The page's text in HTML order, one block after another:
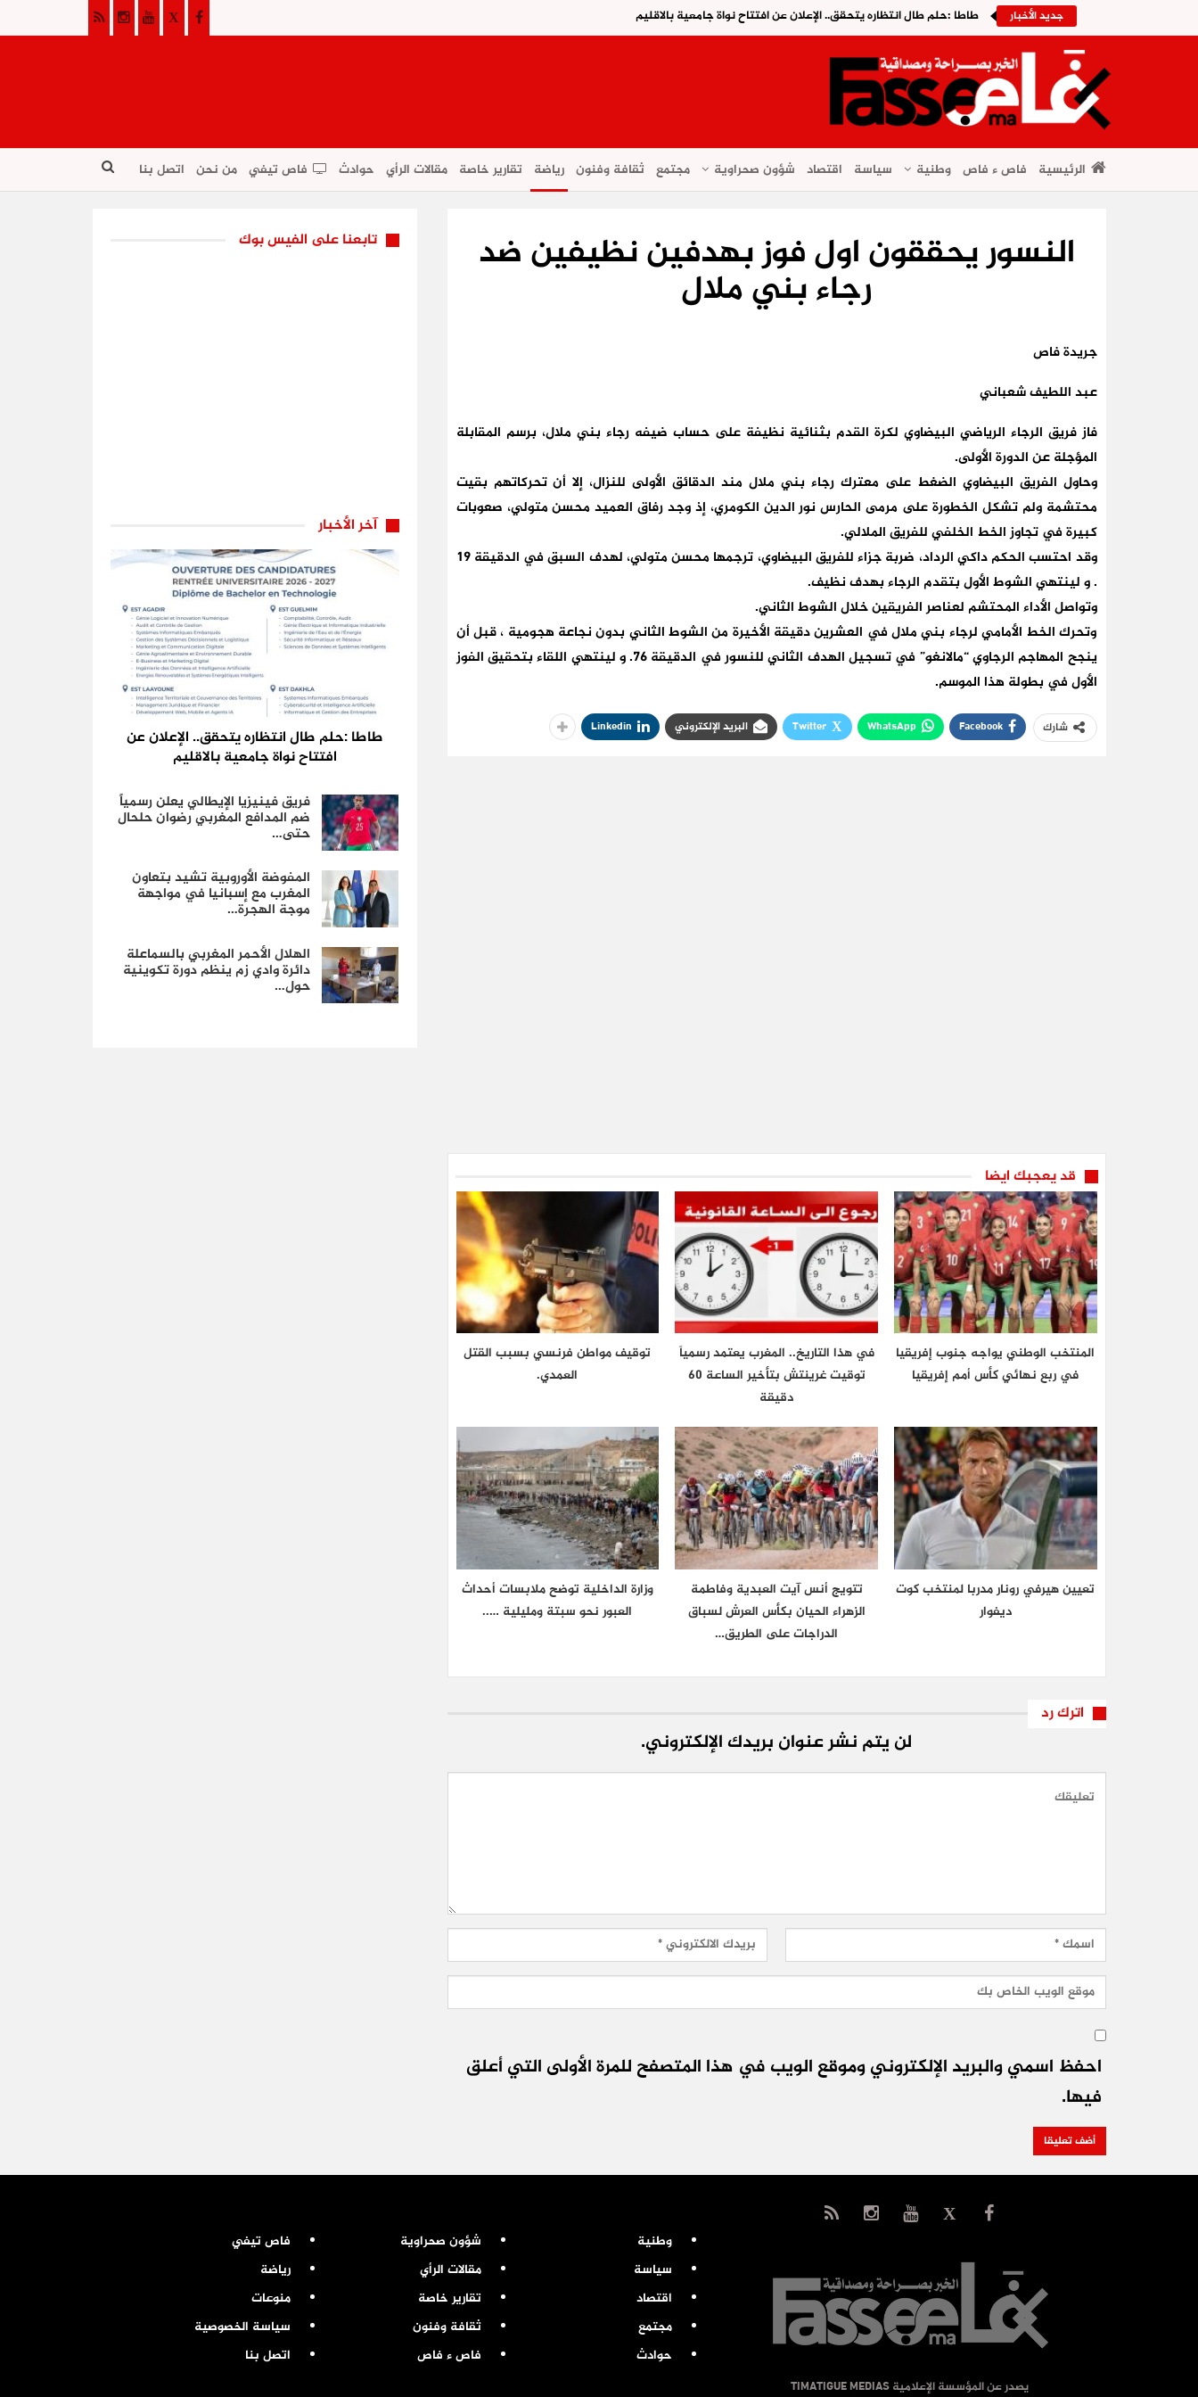
جديد الأخبار طاطا :حلم طال انتظاره يتحقق.. الإعلان عن افتتاح نواة جامعية بالاقليم
الرئيسية فاص ء فاص وطنية سياسة اقتصاد شؤون صحراوية مجتمع ثقافة وفنون رياضة تقارير خاصة مقالات الرأي حوادث فاص تيفي من نحن اتصل بنا
النسور يحققون اول فوز بهدفين نظيفين ضد
رجاء بني ملال
جريدة فاص
عبد اللطيف شعباني
فاز فريق الرجاء الرياضي البيضاوي لكرة القدم بثنائية نظيفة على حساب ضيفه رجاء بني ملال، برسم المقابلة
المؤجلة عن الدورة الأولى.
وحاول الفريق البيضاوي الضغط على معترك رجاء بني ملال مند الدقائق الأولى للنزال، إلا أن تحركاتهم بقيت
محتشمة ولم تشكل الخطورة على مرمى الحارس نور الدين الكومري، إذ وجد رفاق العميد محسن متولي، صعوبات
كبيرة في تجاوز الخط الخلفي للفريق الملالي.
وقد احتسب الحكم داكي الرداد، ضربة جزاء للفريق البيضاوي، ترجمها محسن متولي، لهدف السبق في الدقيقة 19
. و لينتهي الشوط الأول بتقدم الرجاء بهدف نظيف.
وتواصل الأداء المحتشم لعناصر الفريقين خلال الشوط الثاني.
وتحرك الخط الأمامي لرجاء بني ملال في العشرين دقيقة الأخيرة من الشوط الثاني بدون نجاعة هجومية ، قبل أن
ينجح المهاجم الرجاوي “مالانغو” في تسجيل الهدف الثاني للنسور في الدقيقة 76. و لينتهي اللقاء بتحقيق الفوز
الأول في بطولة هذا الموسم.
شارك Facebook
WhatsApp
Twitter البريد الإلكتروني Linkedin
قد يعجبك ايضا
المنتخب الوطني يواجه جنوب إفريقيا
في ربع نهائي كأس أمم إفريقيا
في هذا التاريخ.. المغرب يعتمد رسمياً
توقيت غرينتش بتأخير الساعة 60
دقيقة
توقيف مواطن فرنسي بسبب القتل
العمدي.
تعيين هيرفي رونار مدربا لمنتخب كوت
ديفوار
تتويج أنس آيت العبدية وفاطمة
الزهراء الحيان بكأس العرش لسباق
الدراجات على الطريق…
وزارة الداخلية توضح ملابسات أحداث
العبور نحو سبتة ومليلية …..
اترك رد
لن يتم نشر عنوان بريدك الإلكتروني.
احفظ اسمي والبريد الإلكتروني وموقع الويب في هذا المتصفح للمرة الأولى التي أعلق
فيها.
تابعنا على الفيس بوك
آخر الأخبار
طاطا :حلم طال انتظاره يتحقق.. الإعلان عن
افتتاح نواة جامعية بالاقليم
فريق فينيزيا الإيطالي يعلن رسمياً
ضم المدافع المغربي رضوان حلحال
حتى…
المفوضة الأوروبية تشيد بتعاون
المغرب مع إسبانيا في مواجهة
موجة الهجرة…
الهلال الأحمر المغربي بالسماعلة
دائرة وادي زم ينظم دورة تكوينية
حول…
يصدر عن المؤسسة الإعلامية TIMATIGUE MEDIAS
وطنية
سياسة
اقتصاد
مجتمع
حوادث
شؤون صحراوية
مقالات الرأي
تقارير خاصة
ثقافة وفنون
فاص ء فاص
فاص تيفي
رياضة
منوعات
سياسة الخصوصية
اتصل بنا